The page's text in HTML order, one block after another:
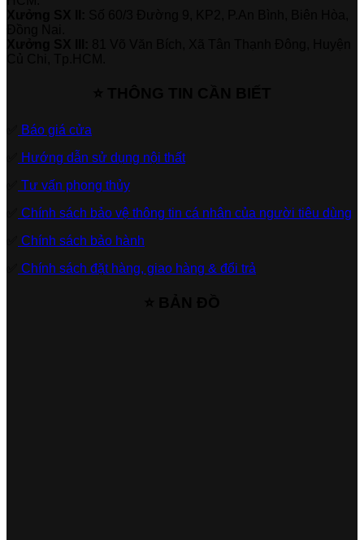
Báo giá cửa
Hướng dẫn sử dụng nội thất
Tư vấn phong thủy
Chính sách bảo vệ thông tin cá nhân của người tiêu dùng
Chính sách bảo hành
Chính sách đặt hàng, giao hàng & đổi trả